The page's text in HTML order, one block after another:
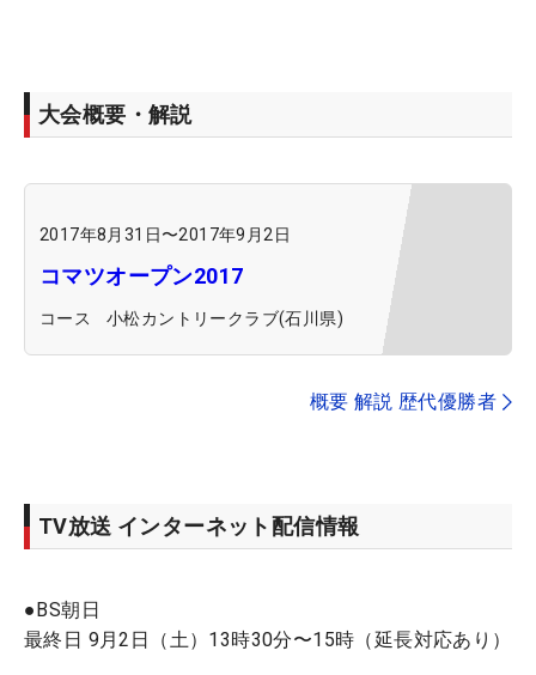
大会概要・解説
2017年8月31日〜2017年9月2日
コマツオープン2017
コース 小松カントリークラブ(石川県)
概要 解説 歴代優勝者
TV放送 インターネット配信情報
●BS朝日
最終日 9月2日（土）13時30分〜15時（延長対応あり）